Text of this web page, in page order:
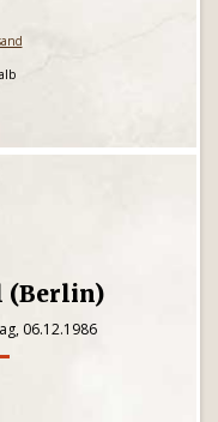
(Berlin)
06.12.1986